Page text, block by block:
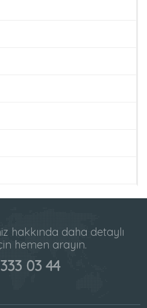
hakkında daha detaylı
hemen arayın.
03 44